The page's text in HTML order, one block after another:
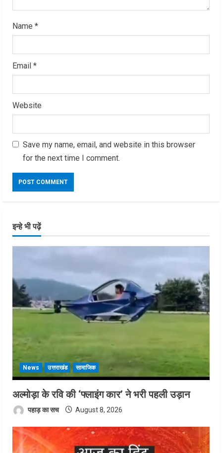
Name *
Email *
Website
Save my name, email, and website in this browser
for the next time I comment.
इन्हे भी पढ़ें
News उत्तराखंड सामाजिक
अल्मोड़ा के रवि की ‘फ्लाइंग कार’ ने भरी पहली उड़ान
पहाड़ का सच August 8, 2026